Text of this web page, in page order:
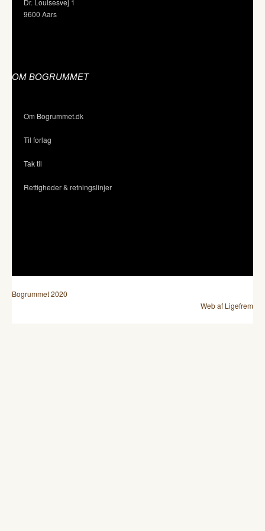
Dr. Louisesvej 1
9600 Aars
OM BOGRUMMET
Om Bogrummet.dk
Til forlag
Tak til
Rettigheder & retningslinjer
Bogrummet 2020
Web af Ligefrem